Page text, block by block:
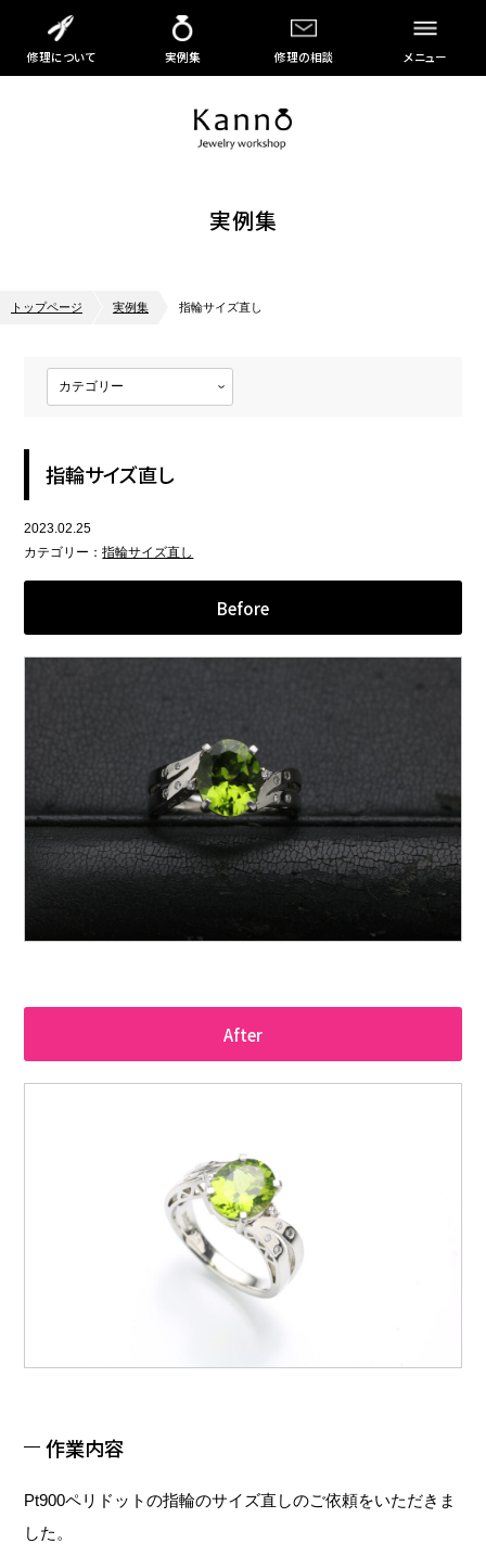
修理について 実例集 修理の相談 メニュー
実例集
トップページ 実例集 指輪サイズ直し
指輪サイズ直し
2023.02.25
カテゴリー：指輪サイズ直し
Before
After
作業内容
Pt900ペリドットの指輪のサイズ直しのご依頼をいただきま
した。